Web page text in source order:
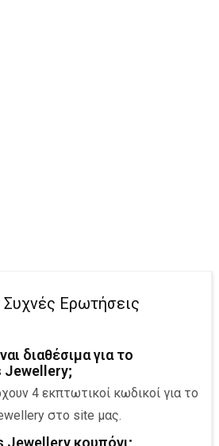
Ερωτήσεις
διαθέσιμα για το
Jewellery;
4 εκπτωτικοί κωδικοί για το
στο site μας.
Jewellery κουπόνι;